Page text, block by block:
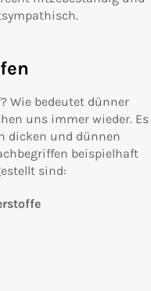
Wie bedeutet dünner
uns immer wieder. Es
dicken und dünnen
beispielhaft
sind: